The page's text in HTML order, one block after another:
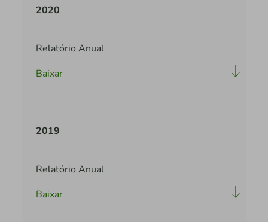
2020
Relatório Anual
Baixar
2019
Relatório Anual
Baixar